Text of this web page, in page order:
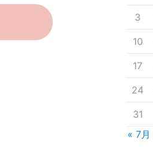
« 7月
3
10
17
24
31